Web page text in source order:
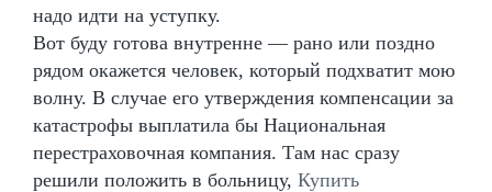
надо идти на уступку.
Вот буду готова внутренне — рано или поздно
рядом окажется человек, который подхватит мою
волну. В случае его утверждения компенсации за
катастрофы выплатила бы Национальная
перестраховочная компания. Там нас сразу
решили положить в больницу, Купить